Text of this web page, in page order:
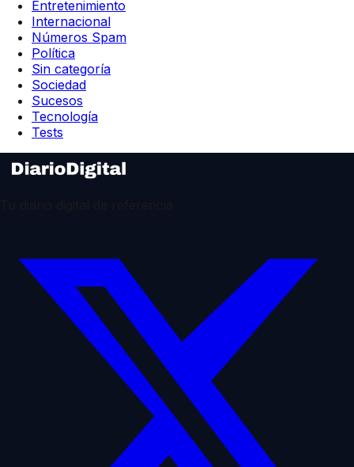
Entretenimiento
Internacional
Números Spam
Política
Sin categoría
Sociedad
Sucesos
Tecnología
Tests